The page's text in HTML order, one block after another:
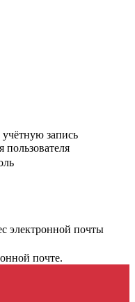
запись
электронной почты
почте.